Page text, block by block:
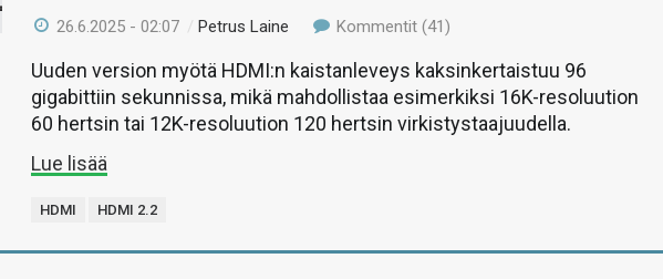
26.6.2025 - 02:07 /Petrus Laine Kommentit (41)
Uuden version myötä HDMI:n kaistanleveys kaksinkertaistuu 96
gigabittiin sekunnissa, mikä mahdollistaa esimerkiksi 16K-resoluution
60 hertsin tai 12K-resoluution 120 hertsin virkistystaajuudella.
Lue lisää
HDMI HDMI 2.2